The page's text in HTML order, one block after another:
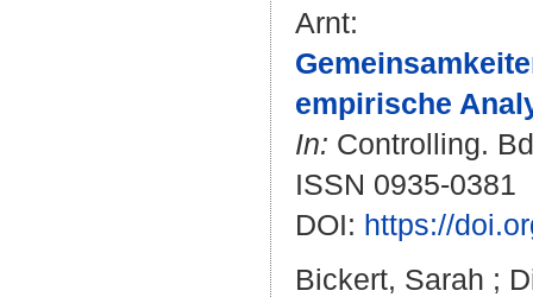
Arnt:
empirische
In: Controlling.
ISSN 0935-0381
DOI: https://
Bickert, Sarah ;